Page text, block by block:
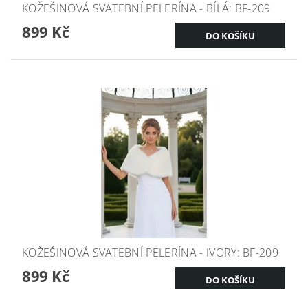
KOŽEŠINOVÁ SVATEBNÍ PELERÍNA - BÍLÁ: BF-209
899 Kč
KOŽEŠINOVÁ SVATEBNÍ PELERÍNA - IVORY: BF-209
899 Kč